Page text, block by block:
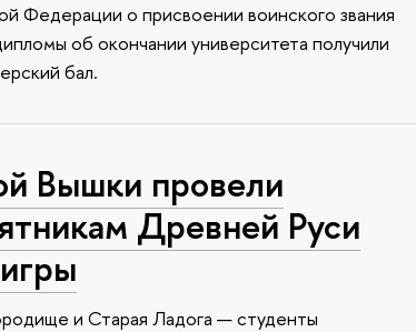
Федерации о присвоении воинского звания
об окончании университета получили
бал.
Вышки провели
Древней Руси
и Старая Ладога — студенты